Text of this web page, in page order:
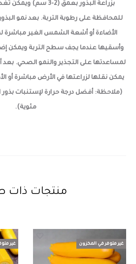
بزراعة البذور بعمق (2-
للمحافظة على رطوبة التربة. بعد نمو
وأسقيها عندما يجف سطح التربة ويمكن
لمساعدتها على التجذير والنمو الصحي.
يمكن نقلها لزراعتها في الأرض مباشرة
مئوية).
منتجات ذات
غير متوفر في المخزون غير